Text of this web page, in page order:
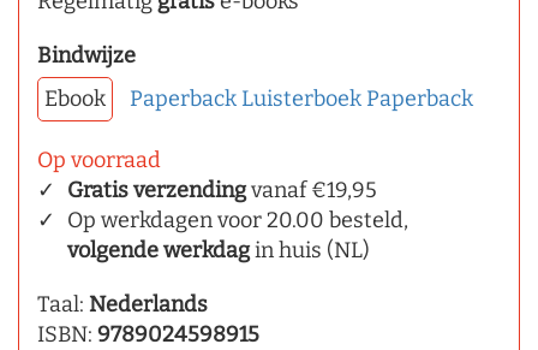
Bindwijze
Ebook
Paperback Luisterboek Paperback
Op voorraad
Gratis verzendingvanaf €19,95
Op werkdagen voor 20.00 besteld,
volgende werkdagin huis (NL)
Taal: Nederlands
ISBN: 9789024598915